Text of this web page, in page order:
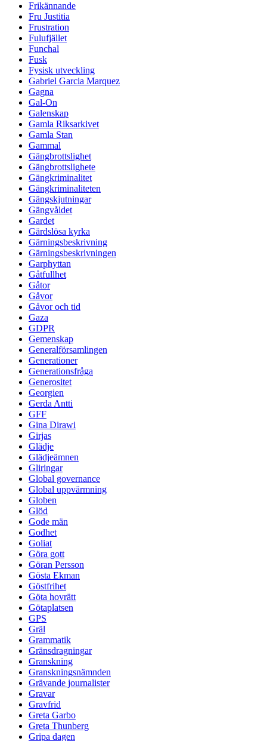
Frikännande
Fru Justitia
Frustration
Fulufjället
Funchal
Fusk
Fysisk utveckling
Gabriel Garcia Marquez
Gagna
Gal-On
Galenskap
Gamla Riksarkivet
Gamla Stan
Gammal
Gängbrottslighet
Gängbrottslighete
Gängkriminalitet
Gängkriminaliteten
Gängskjutningar
Gängvåldet
Gardet
Gärdslösa kyrka
Gärningsbeskrivning
Gärningsbeskrivningen
Garphyttan
Gåtfullhet
Gåtor
Gåvor
Gåvor och tid
Gaza
GDPR
Gemenskap
Generalförsamlingen
Generationer
Generationsfråga
Generositet
Georgien
Gerda Antti
GFF
Gina Dirawi
Girjas
Glädje
Glädjeämnen
Gliringar
Global governance
Global uppvärmning
Globen
Glöd
Gode män
Godhet
Goliat
Göra gott
Göran Persson
Gösta Ekman
Göstfrihet
Göta hovrätt
Götaplatsen
GPS
Gräl
Grammatik
Gränsdragningar
Granskning
Granskningsnämnden
Grävande journalister
Gravar
Gravfrid
Greta Garbo
Greta Thunberg
Gripa dagen